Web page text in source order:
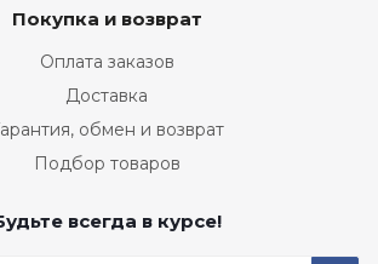
Покупка и возврат
Оплата заказов
Доставка
обмен и возврат
Подбор товаров
всегда в курсе!